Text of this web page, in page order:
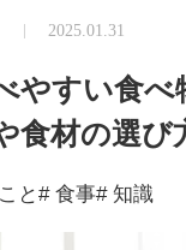
2025.01.31
やすい食べ
食材の選び
と# 食事# 知識